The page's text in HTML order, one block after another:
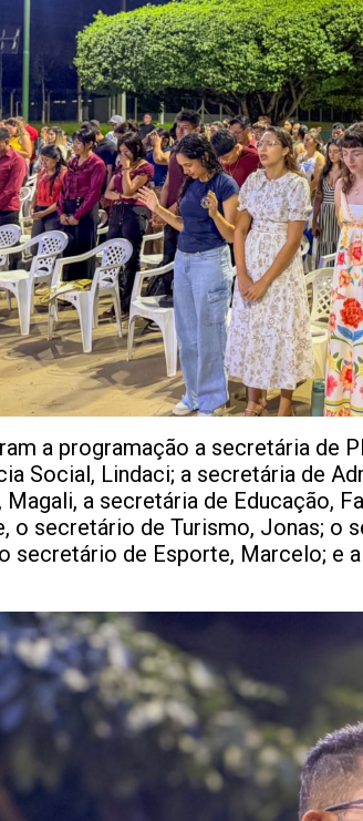
a programação a secretária de
Social, Lindaci; a secretária de
Magali, a secretária de Educação,
o secretário de Turismo, Jonas; o
secretário de Esporte, Marcelo; e